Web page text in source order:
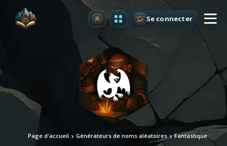
Premium Se connecter
Page d'accueil Générateurs de noms aléatoires Fantastique